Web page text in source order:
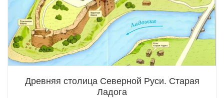
Древняя столица Северной Руси. Старая
Ладога